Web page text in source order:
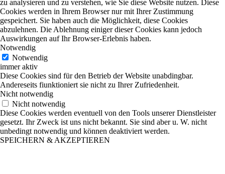
zu analysieren und zu verstehen, wie Sie diese Website nutzen. Diese
Cookies werden in Ihrem Browser nur mit Ihrer Zustimmung
gespeichert. Sie haben auch die Möglichkeit, diese Cookies
abzulehnen. Die Ablehnung einiger dieser Cookies kann jedoch
Auswirkungen auf Ihr Browser-Erlebnis haben.
Notwendig
Notwendig
immer aktiv
Diese Cookies sind für den Betrieb der Website unabdingbar.
Andereseits fiunktioniert sie nicht zu Ihrer Zufriedenheit.
Nicht notwendig
Nicht notwendig
Diese Cookies werden eventuell von den Tools unserer Dienstleister
gesetzt. Ihr Zweck ist uns nicht bekannt. Sie sind aber u. W. nicht
unbedingt notwendig und können deaktiviert werden.
SPEICHERN & AKZEPTIEREN